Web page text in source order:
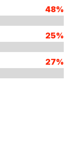
48%
25%
27%